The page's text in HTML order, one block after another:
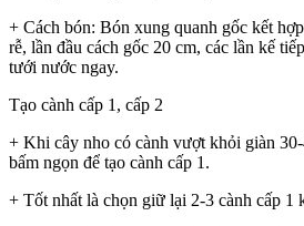
+ Cách bón: Bón xung quanh gốc kết
rễ, lần đầu cách gốc 20 cm, các lần kế
tưới nước ngay.
Tạo cành cấp 1, cấp 2
+ Khi cây nho có cành vượt khỏi giàn
bấm ngọn để tạo cành cấp 1.
+ Tốt nhất là chọn giữ lại 2-3 cành cấp 1